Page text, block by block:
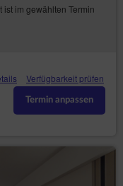
ist im gewählten Termin
Verfügbarkeit prüfen
Termin anpassen